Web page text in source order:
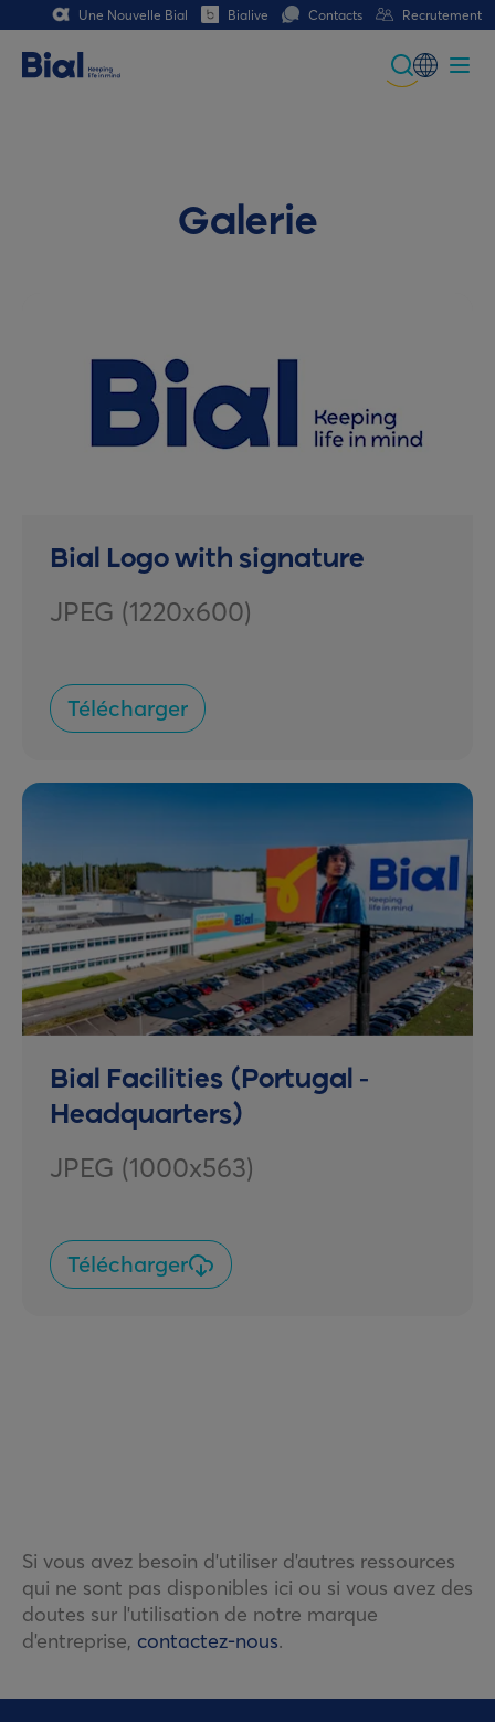
Une Nouvelle Bial Bialive Contacts Recrutement
Galerie
Bial Logo with signature
JPEG (1220x600)
Télécharger
Bial Facilities (Portugal -
Headquarters)
JPEG (1000x563)
Télécharger
Si vous avez besoin d'utiliser d'autres ressources
qui ne sont pas disponibles ici ou si vous avez des
doutes sur l'utilisation de notre marque
d'entreprise, contactez-nous.